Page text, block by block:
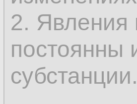
как
2. Явления
постоянны